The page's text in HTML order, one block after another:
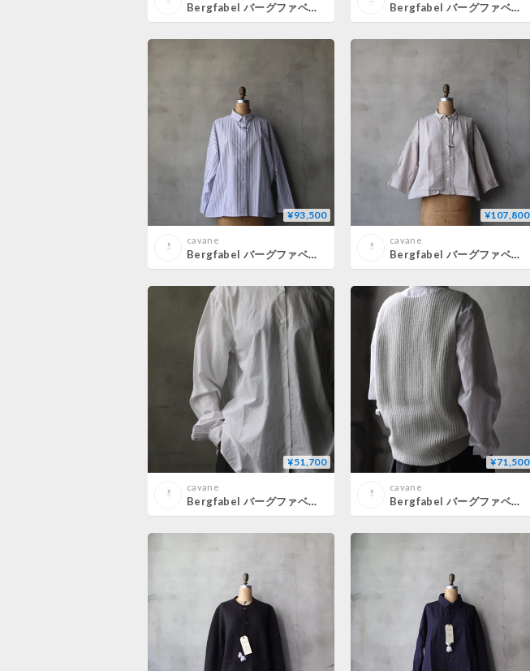
Bergfabel バーグファベル / Claudia Shirtブラウス / BFWSH190/K141 Bergfabel バーグファベル / Sally Dressワンピース / BFWSK256/K141
¥93,500
cavane
Bergfabel バーグファベル / Tina Shirtブラウス / BFWSH82/K161
¥107,800
cavane
Bergfabel バーグファベル / Claudia Shirtブラウス / BFWSH190/252
¥51,700
cavane
Bergfabel バーグファベル / Loose Tyrol Shirtシャツ / BFWSH91/A01
¥71,500
cavane
Bergfabel バーグファベル / Giletジレ / BFUW51/W06